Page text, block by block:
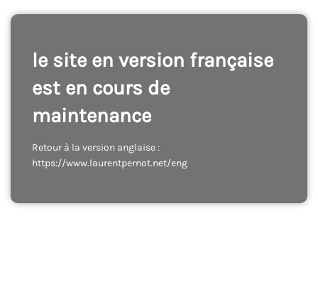
le site en version française
est en cours de
maintenance
Retour à la version anglaise :
https://www.laurentpernot.net/eng